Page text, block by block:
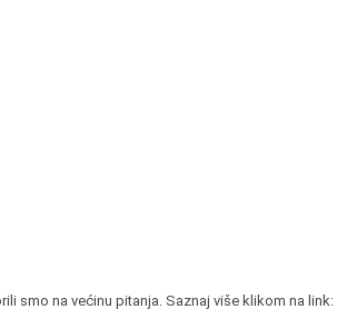
smo na većinu pitanja. Saznaj više klikom na link: